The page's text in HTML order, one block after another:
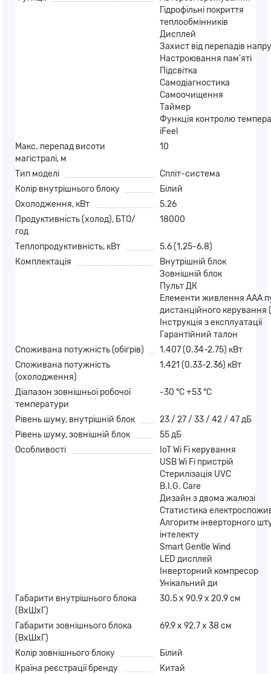
Гідрофільні покриття
теплообмінників
Дисплей
Захист від перепадів
Настроювання пам'яті
Підсвітка
Самодіагностика
Самоочищення
Таймер
Функція контролю
iFeel
Макс. перепад висоти
магістралі, м
10
Тип моделі
Спліт-система
Колір внутрішнього блоку
Білий
Охолодження, кВт
5.26
Продуктивність (холод), БТО/
год
18000
Теплопродуктивність, кВт
5.6 (1.25-6.8)
Комплектація
Внутрішній блок
Зовнішній блок
Пульт ДК
Елементи живлення ААА
дистанційного керування
Інструкція з експлуатації
Гарантійний талон
Споживана потужність (обігрів)
1.407 (0.34-2.75) кВт
Споживана потужність
(охолодження)
1.421 (0.33-2.36) кВт
Діапазон зовнішньої робочої
температури
-30 °C +53 °C
Рівень шуму, внутрішній блок
23 / 27 / 33 / 42 / 47 дБ
Рівень шуму, зовнішній блок
55 дБ
Особливості
IoT Wi Fi керування
USB Wi Fi пристрій
Стерилізація UVC
B.I.G. Care
Дизайн з двома жалюзі
Статистика
Алгоритм інверторного
інтелекту
Smart Gentle Wind
LED дисплей
Інверторний компресор
Унікальний ди
Габарити внутрішнього блока
(ВхШхГ)
30.5 х 90.9 х 20.9 см
Габарити зовнішнього блока
(ВхШхГ)
69.9 х 92.7 х 38 см
Колір зовнішнього блоку
Білий
Країна реєстрації бренду
Китай